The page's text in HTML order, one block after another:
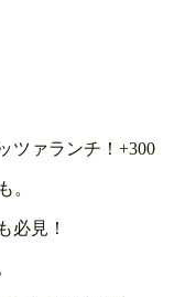
ツァランチ！+300
。
必見！